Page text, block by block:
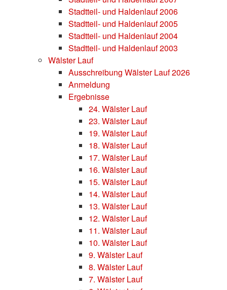
Stadtteil- und Haldenlauf 2006
Stadtteil- und Haldenlauf 2005
Stadtteil- und Haldenlauf 2004
Stadtteil- und Haldenlauf 2003
Wälster Lauf
Ausschreibung Wälster Lauf 2026
Anmeldung
Ergebnisse
24. Wälster Lauf
23. Wälster Lauf
19. Wälster Lauf
18. Wälster Lauf
17. Wälster Lauf
16. Wälster Lauf
15. Wälster Lauf
14. Wälster Lauf
13. Wälster Lauf
12. Wälster Lauf
11. Wälster Lauf
10. Wälster Lauf
9. Wälster Lauf
8. Wälster Lauf
7. Wälster Lauf